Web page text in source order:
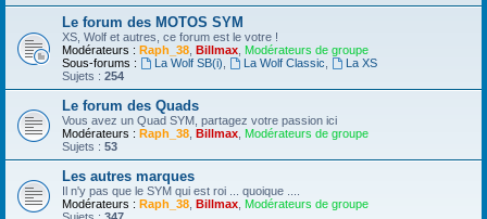
Le forum des MOTOS SYM
XS, Wolf et autres, ce forum est le votre !
Modérateurs : Raph_38 Billmax Modérateurs de groupe
Sous-forums :
La Wolf SB(i) La Wolf Classic
La XS
Sujets : 254
Le forum des Quads
Vous avez un Quad SYM, partagez votre passion ici
Modérateurs : Raph_38 Billmax Modérateurs de groupe
Sujets : 53
Les autres marques
Il n'y pas que le SYM qui est roi ... quoique ....
Modérateurs : Raph_38 Billmax Modérateurs de groupe